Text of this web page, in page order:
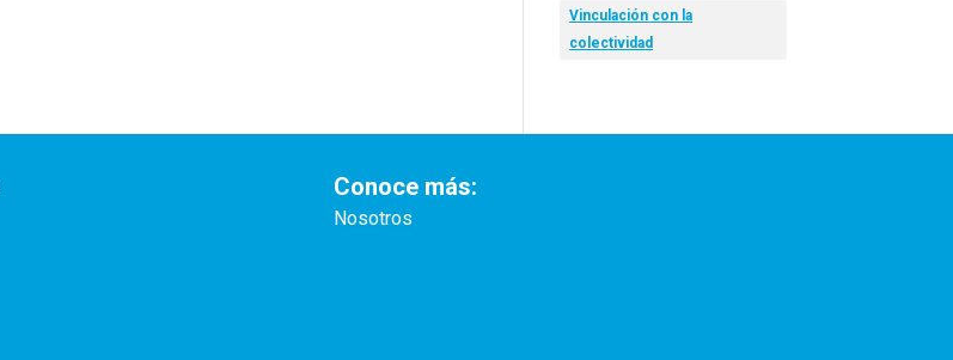
Vinculación con la
colectividad
Conoce más:
Nosotros